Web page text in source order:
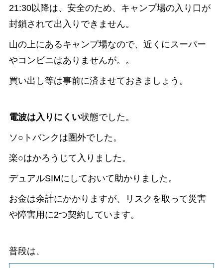
21:30以降は、安全のため、キャンプ場の入り口が
封鎖されて出入りできません。
山の上にあるキャンプ場なので、近くにスーパー
やコンビニはありませんが。。
買い出し等は事前に済ませておきましょう。
電波は入りにくい状態でした。
ソ○トバンクは圏外でした。
楽○はかろうじて入りました。
デュアルSIMにしておいて助かりました。
お金は余計にかかりますが、リスクを取って災害
や障害用に2つ契約しています。
普段は、